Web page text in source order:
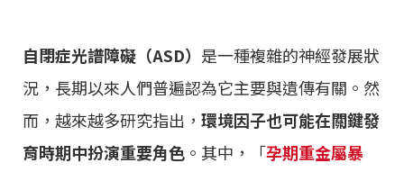
自閉症光譜障礙（ASD） 是一種複雜的神經發展狀
況，長期以來人們普遍認為它主要與遺傳有關。然
而，越來越多研究指出， 環境因子也可能在關鍵發
育時期中扮演重要角色 。其中，「孕期重金屬暴